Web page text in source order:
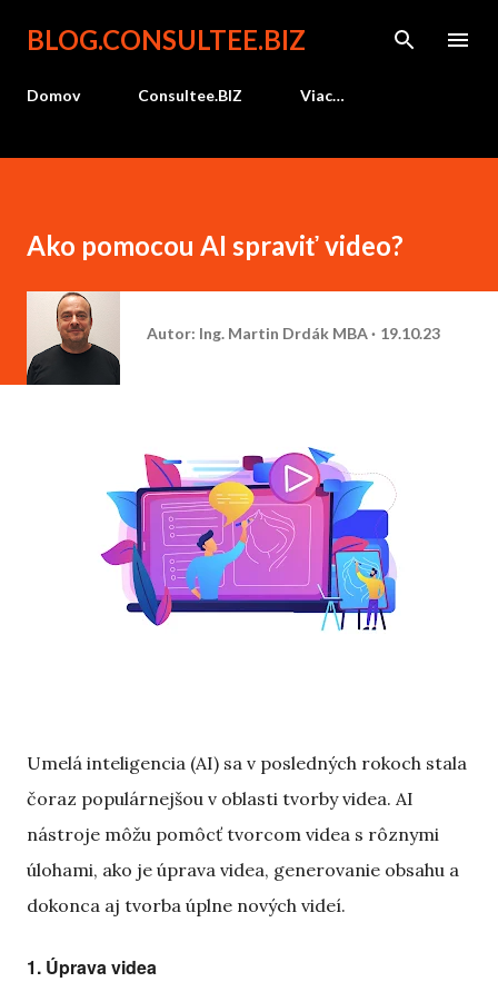
Preskočiť na hlavný obsah
BLOG.CONSULTEE.BIZ
Domov Consultee.BIZ Viac…
Ako pomocou AI spraviť video?
Autor: Ing. Martin Drdák MBA 19.10.23
Umelá inteligencia (AI) sa v posledných rokoch stala
čoraz populárnejšou v oblasti tvorby videa. AI
nástroje môžu pomôcť tvorcom videa s rôznymi
úlohami, ako je úprava videa, generovanie obsahu a
dokonca aj tvorba úplne nových videí.
1. Úprava videa